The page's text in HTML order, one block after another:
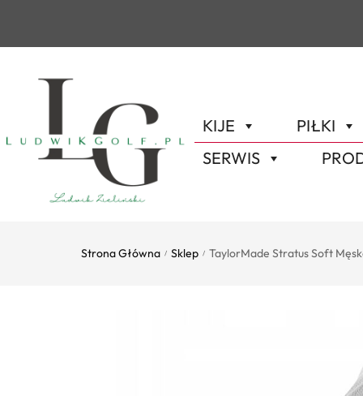
KIJE
PIŁKI
SERWIS
Strona Główna / Sklep / TaylorMade Stratus Soft